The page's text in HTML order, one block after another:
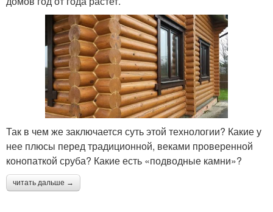
Так в чем же заключается суть этой технологии? Какие у
нее плюсы перед традиционной, веками проверенной
конопаткой сруба? Какие есть «подводные камни»?
читать дальше →